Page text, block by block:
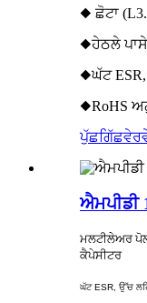
◆ ਛੋਟਾ
◆ਹੇਠਲੇ
◆ਘੱਟ
◆RoHS
ਪੁੱਛਗਿੱਛ
ਐਮਪੀਡੀ
ਮਲਟੀਲੇਅਰ
ਕੈਪੇਸੀਟਰ
ਘੱਟ ESR, ਉੱਚ